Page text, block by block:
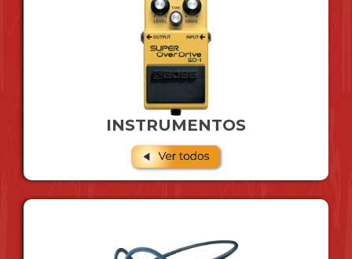
INSTRUMENTOS